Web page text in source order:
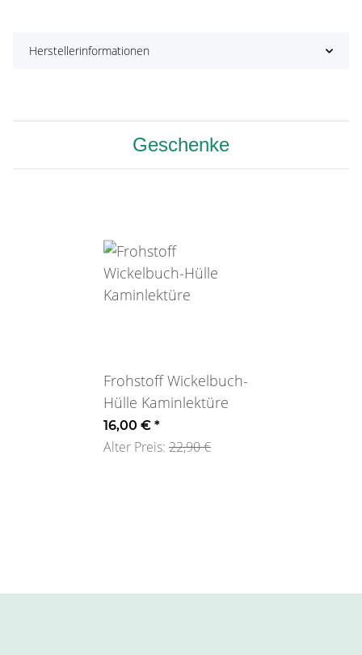
Herstellerinformationen
Geschenke
Frohstoff Wickelbuch-
Hülle Kaminlektüre
16,00 € *
Alter Preis: 22,90 €